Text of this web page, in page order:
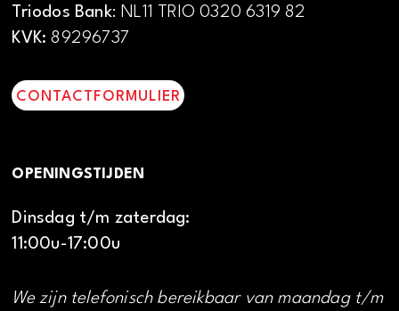
Triodos Bank: NL11 TRIO 0320 6319 82
KVK: 89296737
CONTACTFORMULIER
OPENINGSTIJDEN
Dinsdag t/m zaterdag:
11:00u-17:00u
We zijn telefonisch bereikbaar van maandag t/m